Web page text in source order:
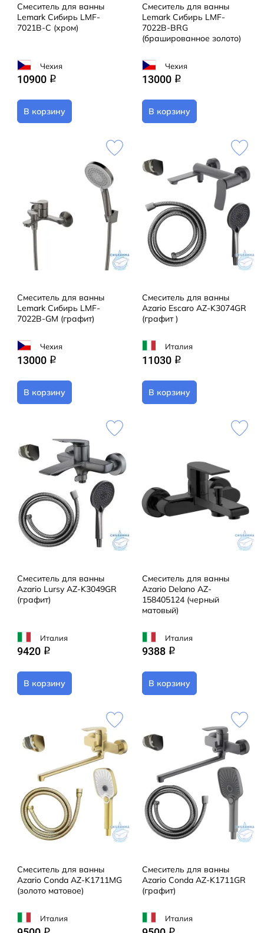
Смеситель для ванны
Lemark Сибирь LMF-
7021B-C (хром)
Чехия
10900 q
В корзину
Смеситель для ванны
Lemark Сибирь LMF-
7022B-BRG
(брашированное золото)
Чехия
13000 q
В корзину
Смеситель для ванны
Lemark Сибирь LMF-
7022B-GM (графит)
Чехия
13000 q
В корзину
Смеситель для ванны
Azario Escaro AZ-K3074GR
(графит )
Италия
11030 q
В корзину
Смеситель для ванны
Azario Lursy AZ-K3049GR
(графит)
Италия
9420 q
В корзину
Смеситель для ванны
Azario Delano AZ-
158405124 (черный
матовый)
Италия
9388 q
В корзину
Смеситель для ванны
Azario Conda AZ-K1711MG
(золото матовое)
Италия
q
Смеситель для ванны
Azario Conda AZ-K1711GR
(графит)
Италия
q